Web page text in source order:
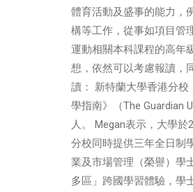
體育活動及盛事的能力，
構等工作，從事如項目管
運動相關本科課程的高年
想，依然可以考慮報讀，
讀： 新特蘭大學香港分
學指南》（The Guardian
人。 Megan表示，大學
分校同時提供三年全日制
業及市場管理（榮譽）學
多區」跨國學習體驗，學